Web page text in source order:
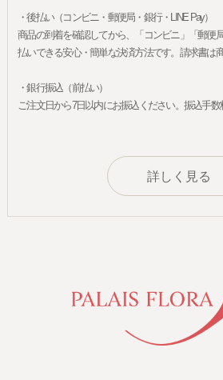
・後払い（コンビニ・郵便局・銀行・LINE Pay）
商品の到着を確認してから、「コンビニ」「郵便
払いできる安心・簡単な決済方法です。請求書は
・銀行振込（前払い）
ご注文日から7日以内にお振込ください。振込手数
詳しく見る